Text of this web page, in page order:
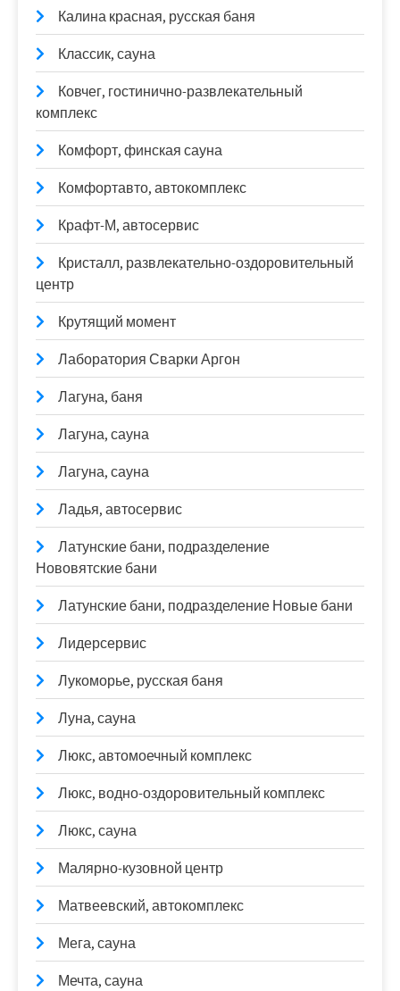
Калина красная, русская баня
Классик, сауна
Ковчег, гостинично-развлекательный
комплекс
Комфорт, финская сауна
Комфортавто, автокомплекс
Крафт-М, автосервис
Кристалл, развлекательно-оздоровительный
центр
Крутящий момент
Лаборатория Сварки Аргон
Лагуна, баня
Лагуна, сауна
Лагуна, сауна
Ладья, автосервис
Латунские бани, подразделение
Нововятские бани
Латунские бани, подразделение Новые бани
Лидерсервис
Лукоморье, русская баня
Луна, сауна
Люкс, автомоечный комплекс
Люкс, водно-оздоровительный комплекс
Люкс, сауна
Малярно-кузовной центр
Матвеевский, автокомплекс
Мега, сауна
Мечта, сауна